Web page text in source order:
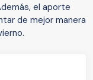
el aporte
de mejor manera